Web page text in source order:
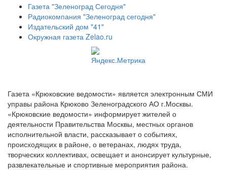
Газета "Зеленоград Сегодня"
Радиокомпания "Зеленоград сегодня"
Издательский дом "41"
Окружная газета Zelao.ru
Газета «Крюковские ведомости» является электронным СМИ
управы района Крюково Зеленоградского АО г.Москвы.
«Крюковские ведомости» информирует жителей о
деятельности Правительства Москвы, местных органов
исполнительной власти, рассказывает о событиях,
происходящих в районе, о ветеранах, людях труда,
творческих коллективах, освещает и анонсирует культурные,
развлекательные и спортивные мероприятия района.